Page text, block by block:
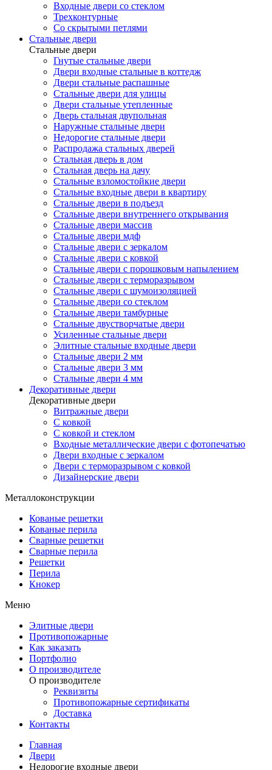
Входные двери со стеклом
Трехконтурные
Со скрытыми петлями
Стальные двери
Стальные двери
Гнутые стальные двери
Двери входные стальные в коттедж
Двери стальные распашные
Стальные двери для улицы
Двери стальные утепленные
Дверь стальная двупольная
Наружные стальные двери
Недорогие стальные двери
Распродажа стальных дверей
Стальная дверь в дом
Стальная дверь на дачу
Стальные взломостойкие двери
Стальные входные двери в квартиру
Стальные двери в подъезд
Стальные двери внутреннего открывания
Стальные двери массив
Стальные двери мдф
Стальные двери с зеркалом
Стальные двери с ковкой
Стальные двери с порошковым напылением
Стальные двери с терморазрывом
Стальные двери с шумоизоляцией
Стальные двери со стеклом
Стальные двери тамбурные
Стальные двустворчатые двери
Усиленные стальные двери
Элитные стальные входные двери
Стальные двери 2 мм
Стальные двери 3 мм
Стальные двери 4 мм
Декоративные двери
Декоративные двери
Витражные двери
С ковкой
С ковкой и стеклом
Входные металлические двери с фотопечатью
Двери входные с зеркалом
Двери с терморазрывом с ковкой
Дизайнерские двери
Металлоконструкции
Кованые решетки
Кованые перила
Сварные решетки
Сварные перила
Решетки
Перила
Кнокер
Меню
Элитные двери
Противопожарные
Как заказать
Портфолио
О производителе
О производителе
Реквизиты
Противопожарные сертификаты
Доставка
Контакты
Главная
Двери
Недорогие входные двери